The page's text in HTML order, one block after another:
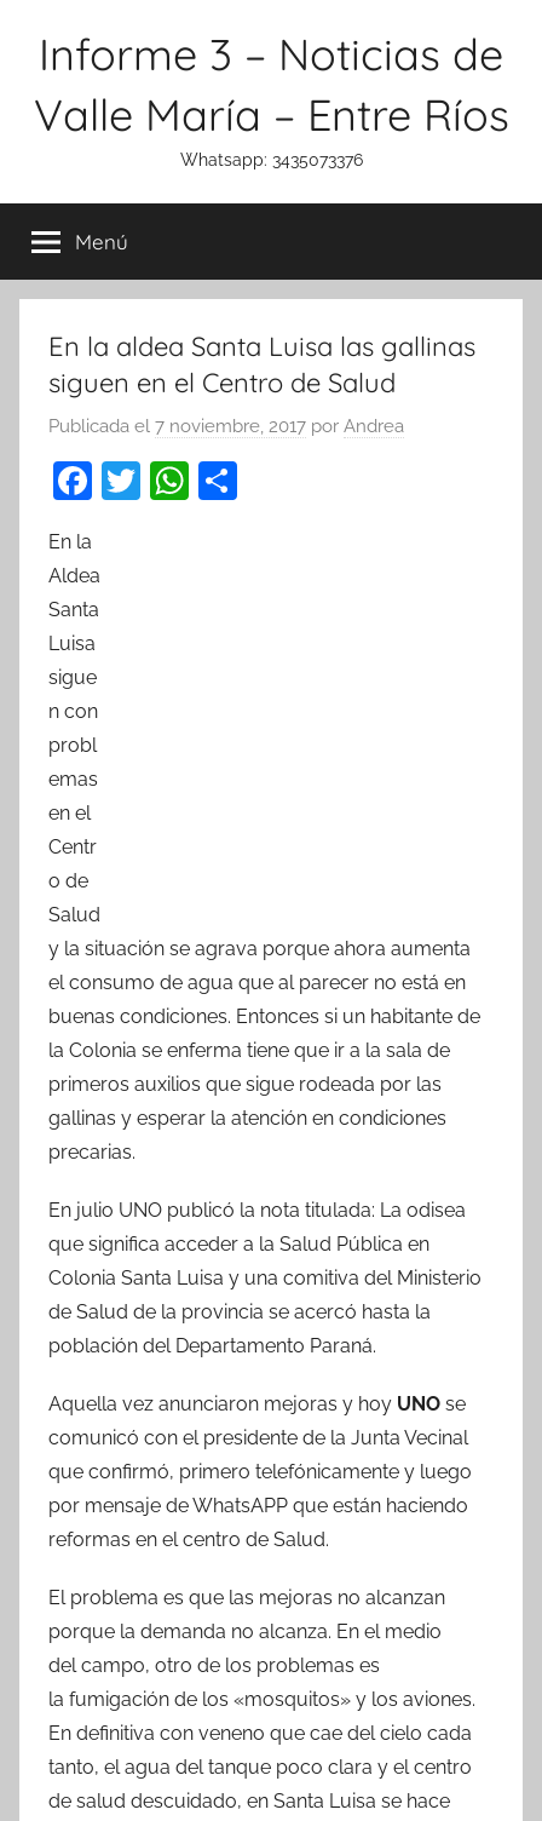
Informe 3 – Noticias de
Valle María – Entre Ríos
Whatsapp: 3435073376
Menú
En la aldea Santa Luisa las gallinas
siguen en el Centro de Salud
Publicada el 7 noviembre, 2017 por Andrea
F
e
b
o
o
k
T
W
En la
Aldea
Santa
Luisa
sigue
n con
probl
emas
en el
Centr
o de
Salud
y la situación se agrava porque ahora aumenta
el consumo de agua que al parecer no está en
buenas condiciones. Entonces si un habitante de
la Colonia se enferma tiene que ir a la sala de
primeros auxilios que sigue rodeada por las
gallinas y esperar la atención en condiciones
precarias.
En julio UNO publicó la nota titulada: La odisea
que significa acceder a la Salud Pública en
Colonia Santa Luisa y una comitiva del Ministerio
de Salud de la provincia se acercó hasta la
población del Departamento Paraná.
Aquella vez anunciaron mejoras y hoy UNO se
comunicó con el presidente de la Junta Vecinal
que confirmó, primero telefónicamente y luego
por mensaje de WhatsAPP que están haciendo
reformas en el centro de Salud.
El problema es que las mejoras no alcanzan
porque la demanda no alcanza. En el medio
del campo, otro de los problemas es
la fumigación de los «mosquitos» y los aviones.
En definitiva con veneno que cae del cielo cada
tanto, el agua del tanque poco clara y el centro
de salud descuidado, en Santa Luisa se hace